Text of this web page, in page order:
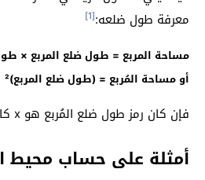
معرفة طول ضلعه:[1]
مساحة المربع = طول ضلع المربع ×
أو مساحة المُربع = (طول ضلع المربع)²
فإن كان رمز طول ضلع المُربع هو x كانت مساحته مساوية x
أمثلة على حساب محيط